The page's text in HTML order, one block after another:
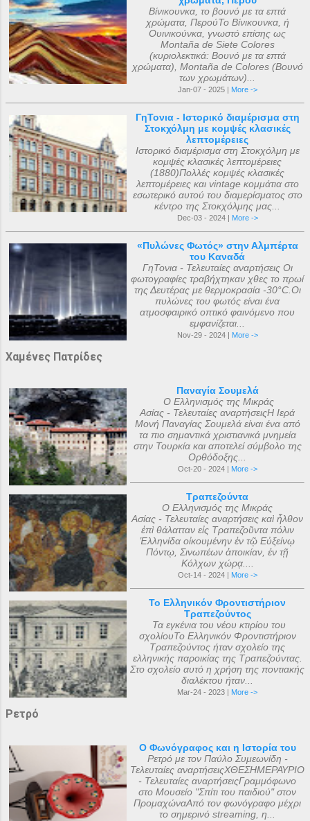
Βίνικουνκα, το βουνό με τα επτά
χρώματα, ΠερούΤο Βίνικουνκα, ή
Ουινικούνκα, γνωστό επίσης ως
Montaña de Siete Colores
(κυριολεκτικά: Βουνό με τα επτά
χρώματα), Montaña de Colores (Βουνό
των χρωμάτων)...
Jan-07 - 2025 | More ->
ΓηΤονια - Ιστορικό διαμέρισμα στη
Στοκχόλμη με κομψές κλασικές
λεπτομέρειες
Ιστορικό διαμέρισμα στη Στοκχόλμη με
κομψές κλασικές λεπτομέρειες
(1880)Πολλές κομψές κλασικές
λεπτομέρειες και vintage κομμάτια στο
εσωτερικό αυτού του διαμερίσματος στο
κέντρο της Στοκχόλμης μας...
Dec-03 - 2024 | More ->
«Πυλώνες Φωτός» στην Αλμπέρτα
του Καναδά
ΓηΤονια - Τελευταίες αναρτήσεις Οι
φωτογραφίες τραβήχτηκαν χθες το πρωί
της Δευτέρας με θερμοκρασία -30°C.Οι
πυλώνες του φωτός είναι ένα
ατμοσφαιρικό οπτικό φαινόμενο που
εμφανίζεται...
Nov-29 - 2024 | More ->
Χαμένες Πατρίδες
Παναγία Σουμελά
Ο Ελληνισμός της Μικράς
Ασίας - Τελευταίες αναρτήσειςΗ Ιερά
Μονή Παναγίας Σουμελά είναι ένα από
τα πιο σημαντικά χριστιανικά μνημεία
στην Τουρκία και αποτελεί σύμβολο της
Ορθόδοξης...
Oct-20 - 2024 | More ->
Τραπεζούντα
Ο Ελληνισμός της Μικράς
Ασίας - Τελευταίες αναρτήσεις καὶ ἦλθον
ἐπὶ θάλατταν εἰς Τραπεζοῦντα πόλιν
Ἑλληνίδα οἰκουμένην ἐν τῷ Εὐξείνῳ
Πόντῳ, Σινωπέων ἀποικίαν, ἐν τῇ
Κόλχων χώρᾳ....
Oct-14 - 2024 | More ->
Το Ελληνικόν Φροντιστήριον
Τραπεζούντος
Τα εγκένια του νέου κτιρίου του
σχολίουΤο Ελληνικόν Φροντιστήριον
Τραπεζούντος ήταν σχολείο της
ελληνικής παροικίας της Τραπεζούντας.
Στο σχολείο αυτό η χρήση της ποντιακής
διαλέκτου ήταν...
Mar-24 - 2023 | More ->
Ρετρό
Ο Φωνόγραφος και η Ιστορία του
Ρετρό με τον Παύλο Συμεωνίδη -
Τελευταίες αναρτήσειςΧΘΕΣΗΜΕΡΑΥΡΙΟ
- Τελευταίες αναρτήσειςΓραμμόφωνο
στο Μουσείο "Σπίτι του παιδιού" στον
ΠρομαχώναΑπό τον φωνόγραφο μέχρι
το σημερινό streaming, η...